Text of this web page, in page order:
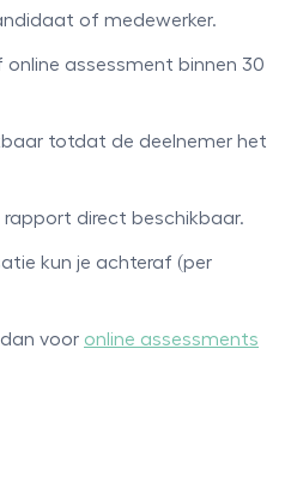
of medewerker.
assessment binnen 30
totdat de deelnemer het
rapport direct beschikbaar.
kun je achteraf (per
voor online assessments